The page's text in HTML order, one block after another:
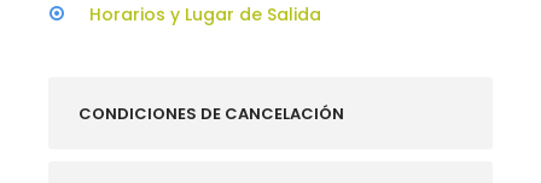
Horarios y Lugar de Salida
CONDICIONES DE CANCELACIÓN